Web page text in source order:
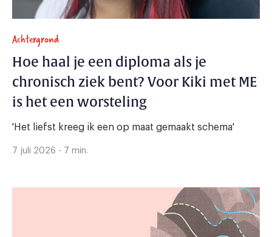
Achtergrond
Hoe haal je een diploma als je
chronisch ziek bent? Voor Kiki met ME
is het een worsteling
'Het liefst kreeg ik een op maat gemaakt schema'
7 juli 2026 - 7 min.